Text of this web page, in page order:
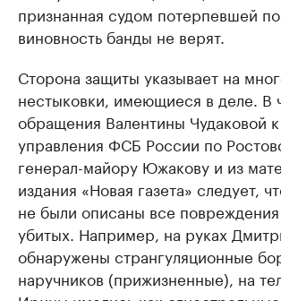
признанная судом потерпевшей
виновность банды не верят.
Сторона защиты указывает на
нестыковки, имеющиеся в деле. В
обращения Валентины Чудаковой к
управления ФСБ России по
генерал-майору Южакову и из
издания «Новая газета» следует,
не были описаны все повреждения
убитых. Например, на руках
обнаружены странгуляционные
наручников (прижизненные), на